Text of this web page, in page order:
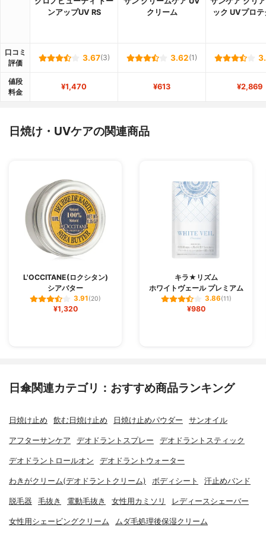
ンアップUV RS
クリーム
ック UVプロ
口コミ
評価
3.67(3) 3.62(1)
値段
料金
¥1,470 ¥613 ¥2,869
日焼け・UVケアの関連商品
L'OCCITANE(ロクシタン)
シアバター
3.91(20)
¥1,320
キラ★リズム
ホワイトヴェール プレミアム
3.86(11)
¥980
日傘関連カテゴリ：おすすめ商品ランキング
日焼け止め 飲む日焼け止め 日焼け止めパウダー サンオイル
アフターサンケア デオドラントスプレー デオドラントスティック
デオドラントロールオン デオドラントウォーター
わきがクリーム(デオドラントクリーム) ボディシート 汗止めバンド
脱毛器 毛抜き 電動毛抜き 女性用カミソリ レディースシェーバー
女性用シェービングクリーム ムダ毛処理後保湿クリーム